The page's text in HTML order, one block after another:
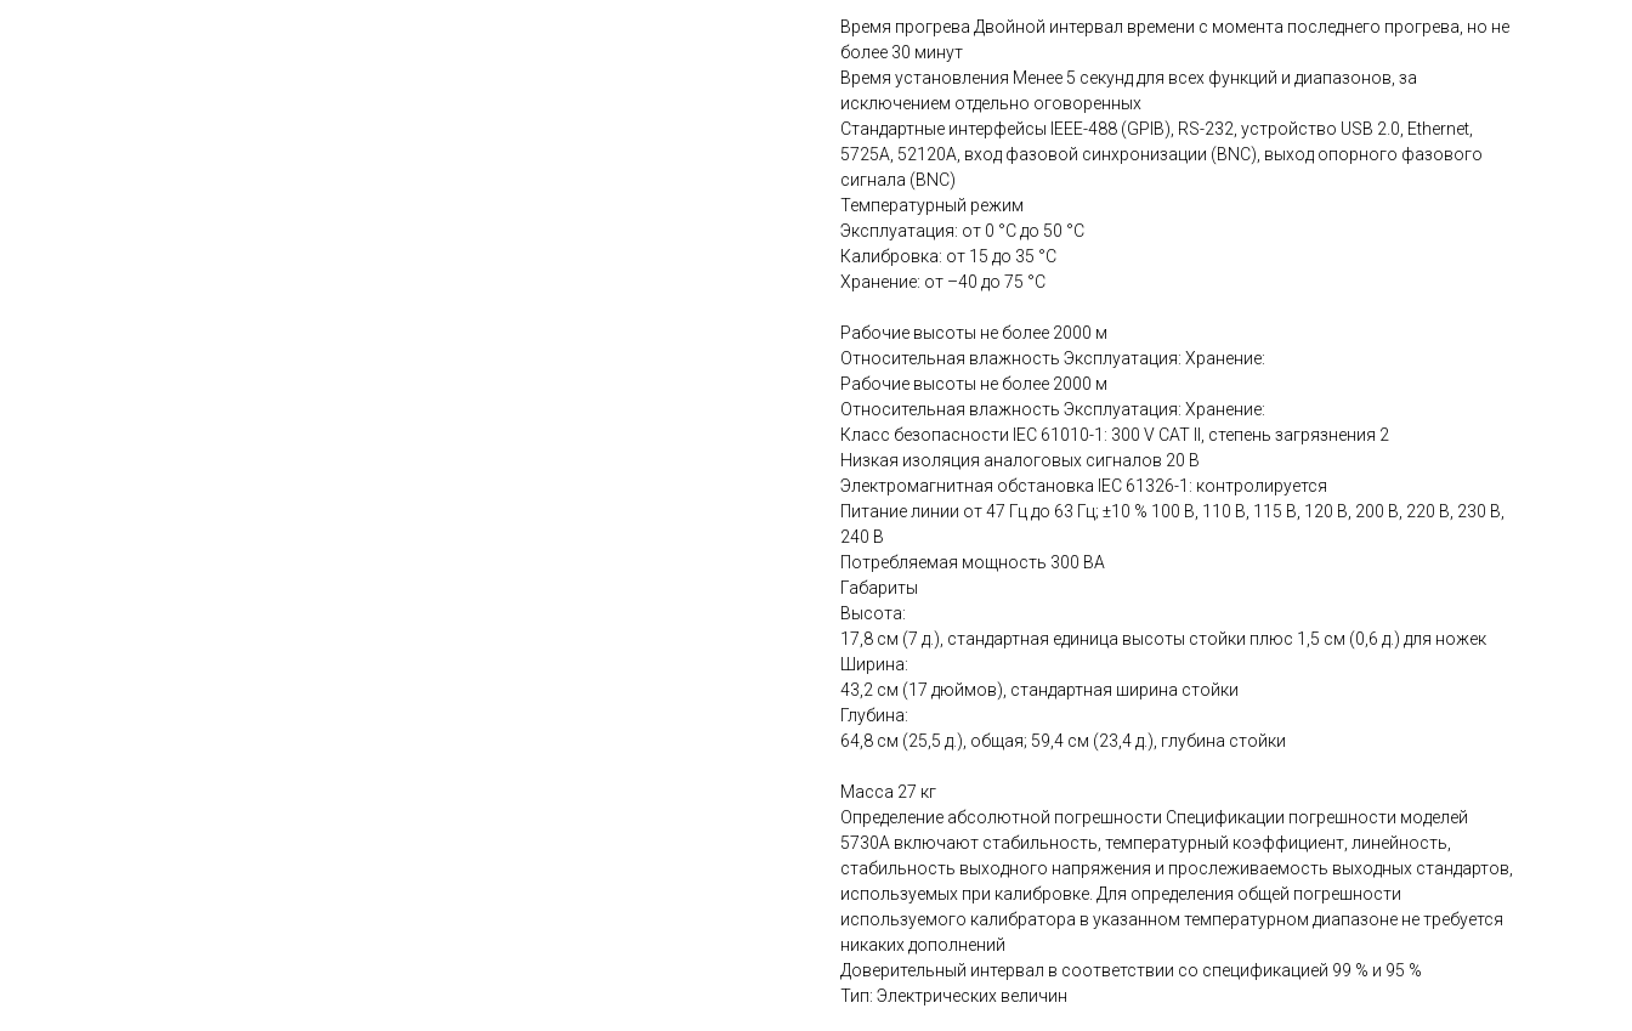
Время прогрева Двойной интервал времени с момента последнего прогрева, но не
более 30 минут
Время установления Менее 5 секунд для всех функций и диапазонов, за
исключением отдельно оговоренных
Стандартные интерфейсы IEEE-488 (GPIB), RS-232, устройство USB 2.0, Ethernet,
5725A, 52120A, вход фазовой синхронизации (BNC), выход опорного фазового
сигнала (BNC)
Температурный режим
Эксплуатация: от 0 °C до 50 °C
Калибровка: от 15 до 35 °C
Хранение: от –40 до 75 °C
Рабочие высоты не более 2000 м
Относительная влажность Эксплуатация: Хранение:
Рабочие высоты не более 2000 м
Относительная влажность Эксплуатация: Хранение:
Класс безопасности IEC 61010-1: 300 V CAT II, степень загрязнения 2
Низкая изоляция аналоговых сигналов 20 В
Электромагнитная обстановка IEC 61326-1: контролируется
Питание линии от 47 Гц до 63 Гц; ± 10 % 100 В, 110 В, 115 В, 120 В, 200 В, 220 В, 230 В,
240 В
Потребляемая мощность 300 ВА
Габариты
Высота:
17,8 см (7 д.), стандартная единица высоты стойки плюс 1,5 см (0,6 д.) для ножек
Ширина:
43,2 см (17 дюймов), стандартная ширина стойки
Глубина:
64,8 см (25,5 д.), общая; 59,4 см (23,4 д.), глубина стойки
Масса 27 кг
Определение абсолютной погрешности Спецификации погрешности моделей
5730A включают стабильность, температурный коэффициент, линейность,
стабильность выходного напряжения и прослеживаемость выходных стандартов,
используемых при калибровке. Для определения общей погрешности
используемого калибратора в указанном температурном диапазоне не требуется
никаких дополнений
Доверительный интервал в соответствии со спецификацией 99 % и 95 %
Тип: Электрических величин